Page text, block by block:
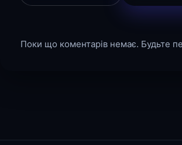
Поки що коментарів немає. Будьте